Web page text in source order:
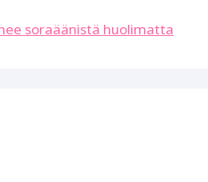
soraäänistä huolimatta